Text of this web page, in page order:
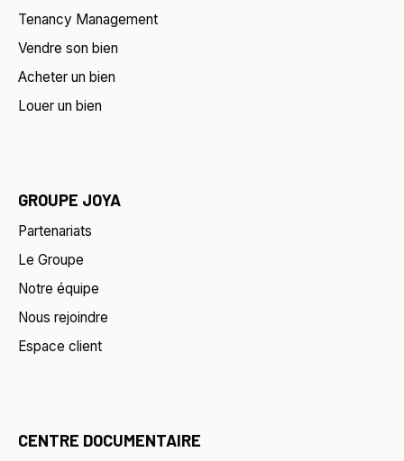
Tenancy Management
Vendre son bien
Acheter un bien
Louer un bien
GROUPE JOYA
Partenariats
Le Groupe
Notre équipe
Nous rejoindre
Espace client
CENTRE DOCUMENTAIRE